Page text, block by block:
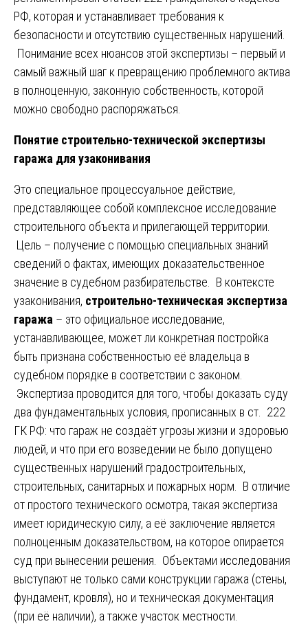
РФ, которая и устанавливает требования к
безопасности и отсутствию существенных нарушений.
Понимание всех нюансов этой экспертизы – первый и
самый важный шаг к превращению проблемного актива
в полноценную, законную собственность, которой
можно свободно распоряжаться.
Понятие строительно-технической экспертизы
гаража для узаконивания
Это специальное процессуальное действие,
представляющее собой комплексное исследование
строительного объекта и прилегающей территории.
Цель – получение с помощью специальных знаний
сведений о фактах, имеющих доказательственное
значение в судебном разбирательстве. В контексте
узаконивания, строительно-техническая экспертиза
гаража – это официальное исследование,
устанавливающее, может ли конкретная постройка
быть признана собственностью её владельца в
судебном порядке в соответствии с законом.
Экспертиза проводится для того, чтобы доказать суду
два фундаментальных условия, прописанных в ст. 222
ГК РФ: что гараж не создаёт угрозы жизни и здоровью
людей, и что при его возведении не было допущено
существенных нарушений градостроительных,
строительных, санитарных и пожарных норм. В отличие
от простого технического осмотра, такая экспертиза
имеет юридическую силу, а её заключение является
полноценным доказательством, на которое опирается
суд при вынесении решения. Объектами исследования
выступают не только сами конструкции гаража (стены,
фундамент, кровля), но и техническая документация
(при её наличии), а также участок местности.